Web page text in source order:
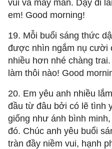
vui và may mắn. Dậy đi
em! Good morning!
19. Mỗi buổi sáng thức
được nhìn ngắm nụ cười
nhiều hơn nhé chàng
làm thôi nào! Good
20. Em yêu anh nhiều
đầu từ đâu bởi có lẽ tình
giống như ánh bình
đó. Chúc anh yêu buổi
tràn đầy niềm vui, hạnh